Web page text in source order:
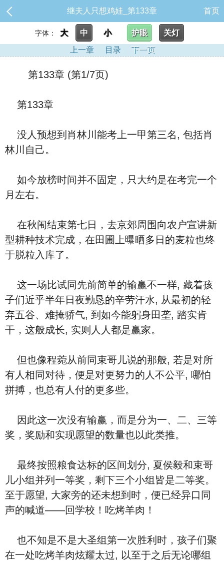
继夫人只想鸡娃_第133章 首页
字体： 大 中 小 护眼
关灯
上一章
目录 下一页
第133章 (第1/7页)
第133章
没人预想到肖林川能考上一甲第三名, 包括肖
林川自己。
如今放榜时间并不固定，只大约是在考完一个
月左右。
在秋闱结束第七日，去京郊周围向农户宣讲新
型耕种技术完成，在田圃上曝晒多日的麦粒也终
于脱粒入库了。
这一场比试同先前简单的输赢不一样, 藏着孩
子们近乎半年日夜勤恳的辛劳汗水, 从最初的轻
弃五谷、难掩骄气, 到如今能躬身田垄, 踏实肯
干，这般成长, 实则人人都是赢家。
但也像程菀从前同束哥儿说的那般, 若是对所
有人相同对待，便是对更努力的人不公平, 哪怕
拼搏，也总有人付的更多些。
因此这一次没有输赢，而是分为一、二、三等
奖，奖励和实现愿望的数量也以此类推。
最终按照粮食达标的区间划分, 夏侯毅和束哥
儿小组并列一等奖，剩下三个小组皆是二等奖。
至于愿望, 大家旁的还未想到时，便已经异口同
声的喊道——回学校！吃烤羊肉！
也不知是不是大圣组第一次胜利时，孩子们聚
在一处吃烤羊肉炫耀太过, 以至于之后无论哪组